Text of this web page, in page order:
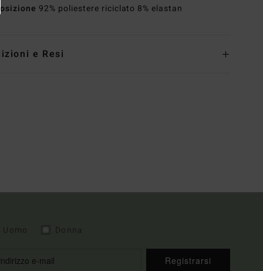
92% poliestere riciclato 8% elastan
e Resi
Registrarsi